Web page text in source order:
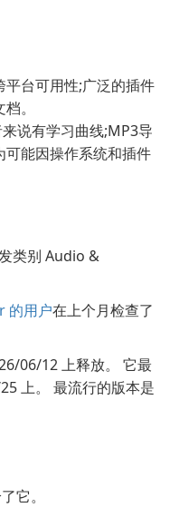
台可用性;广泛的插件
。
说有学习曲线;MP3导
可能因操作系统和插件
类别 Audio &
的用户在上个月检查了
06/12 上释放。 它最
上。 最流行的版本是
它。